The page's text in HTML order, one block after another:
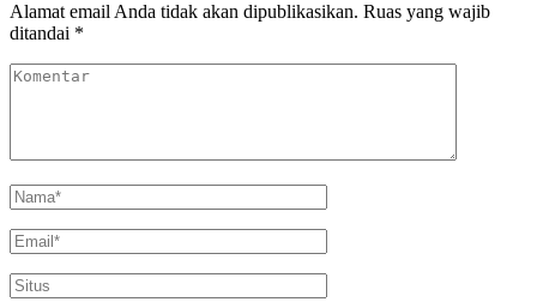
Alamat email Anda tidak akan dipublikasikan. Ruas yang wajib
ditandai *